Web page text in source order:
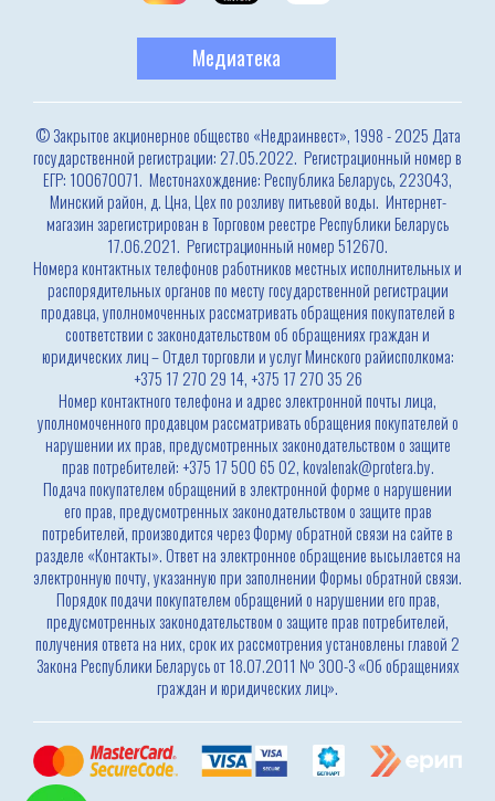
Медиатека
© Закрытое акционерное общество «Недраинвест», 1998 - 2025 Дата
государственной регистрации: 27.05.2022. Регистрационный номер в
ЕГР: 100670071. Местонахождение: Республика Беларусь, 223043,
Минский район, д. Цна, Цех по розливу питьевой воды. Интернет-
магазин зарегистрирован в Торговом реестре Республики Беларусь
17.06.2021. Регистрационный номер 512670.
Номера контактных телефонов работников местных исполнительных и
распорядительных органов по месту государственной регистрации
продавца, уполномоченных рассматривать обращения покупателей в
соответствии с законодательством об обращениях граждан и
юридических лиц – Отдел торговли и услуг Минского райисполкома:
+375 17 270 29 14, +375 17 270 35 26
Номер контактного телефона и адрес электронной почты лица,
уполномоченного продавцом рассматривать обращения покупателей о
нарушении их прав, предусмотренных законодательством о защите
прав потребителей: +375 17 500 65 02, kovalenak@protera.by.
Подача покупателем обращений в электронной форме о нарушении
его прав, предусмотренных законодательством о защите прав
потребителей, производится через Форму обратной связи на сайте в
разделе «Контакты». Ответ на электронное обращение высылается на
электронную почту, указанную при заполнении Формы обратной связи.
Порядок подачи покупателем обращений о нарушении его прав,
предусмотренных законодательством о защите прав потребителей,
получения ответа на них, срок их рассмотрения установлены главой 2
Закона Республики Беларусь от 18.07.2011 № 300-З «Об обращениях
граждан и юридических лиц».